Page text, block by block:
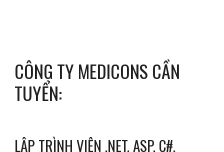
CÔNG TY MEDICONS CẦN
TUYỂN:
LẬP TRÌNH VIÊN .NET, ASP, C#,